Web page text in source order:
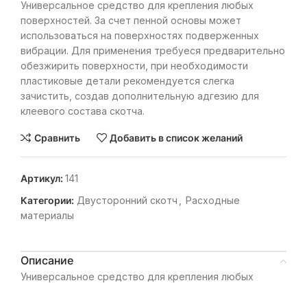
Универсальное средство для крепления любых
поверхностей. За счет пенной основы может
использоваться на поверхностях подверженных
вибрации. Для применения требуеся предварительно
обезжирить поверхности, при необходимости
пластиковые детали рекомендуется слегка
зачистить, создав дополнительную адгезию для
клеевого состава скотча.
Сравнить Добавить в список желаний
Артикул: 141
Категории: Двусторонний скотч
Расходные
материалы
Описание
Универсальное средство для крепления любых